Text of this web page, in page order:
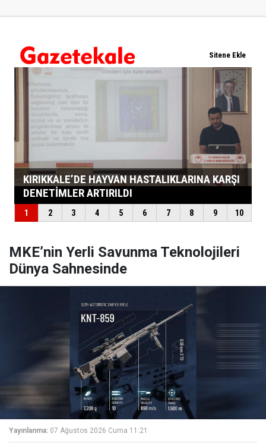
MKE’nin Yerli Savunma Teknolojileri
Dünya Sahnesinde
Yayınlanma: 07 Ağustos 2026 Cuma 11:21